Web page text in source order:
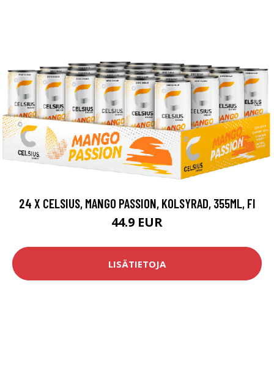
24 X CELSIUS, MANGO PASSION, KOLSYRAD, 355ML, FI
44.9 EUR
LISÄTIETOJA